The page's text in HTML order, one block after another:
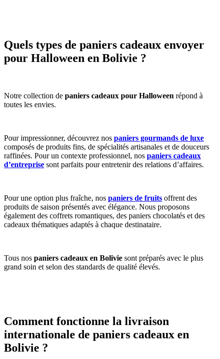
Quels types de paniers cadeaux envoyer
pour Halloween en Bolivie ?
Notre collection de paniers cadeaux pour Halloween répond à
toutes les envies.
Pour impressionner, découvrez nos paniers gourmands de luxe
composés de produits fins, de spécialités artisanales et de douceurs
raffinées. Pour un contexte professionnel, nos paniers cadeaux
d’entreprise sont parfaits pour entretenir des relations d’affaires.
Pour une option plus fraîche, nos paniers de fruits offrent des
produits de saison présentés avec élégance. Nous proposons
également des coffrets romantiques, des paniers chocolatés et des
cadeaux thématiques adaptés à chaque destinataire.
Tous nos paniers cadeaux en Bolivie sont préparés avec le plus
grand soin et selon des standards de qualité élevés.
Comment fonctionne la livraison
internationale de paniers cadeaux en
Bolivie ?